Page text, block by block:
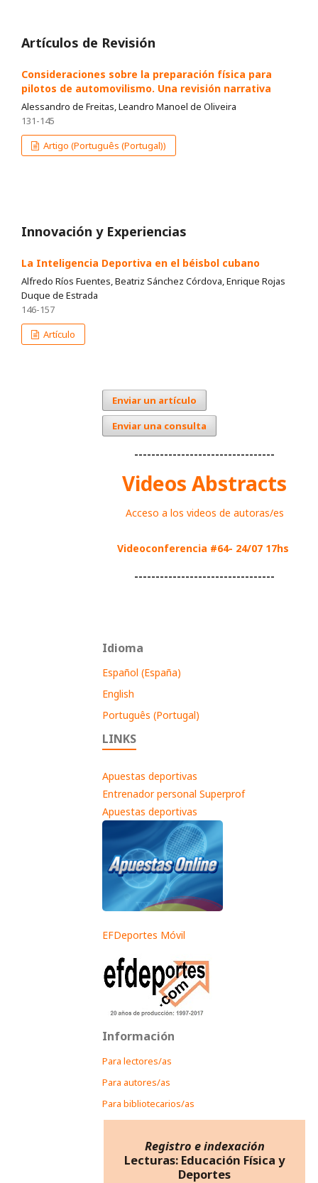
Artículos de Revisión
Consideraciones sobre la preparación física para
pilotos de automovilismo. Una revisión narrativa
Alessandro de Freitas, Leandro Manoel de Oliveira
131-145
Artigo (Português (Portugal))
Innovación y Experiencias
La Inteligencia Deportiva en el béisbol cubano
Alfredo Ríos Fuentes, Beatriz Sánchez Córdova, Enrique Rojas
Duque de Estrada
146-157
Artículo
Enviar un artículo
Enviar una consulta
---------------------------------
Videos Abstracts
Acceso a los videos de autoras/es
Videoconferencia #64- 24/07 17hs
---------------------------------
Idioma
Español (España)
English
Português (Portugal)
LINKS
Apuestas deportivas
Entrenador personal Superprof
Apuestas deportivas
EFDeportes Móvil
Información
Para lectores/as
Para autores/as
Para bibliotecarios/as
Registro e indexación
Lecturas: Educación Física y
Deportes